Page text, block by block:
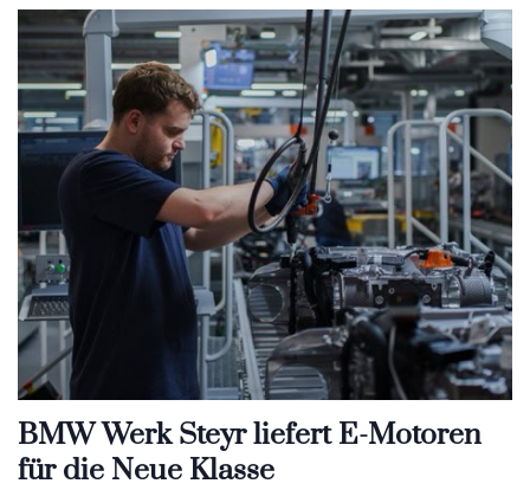
BMW Werk Steyr liefert E-Motoren
für die Neue Klasse